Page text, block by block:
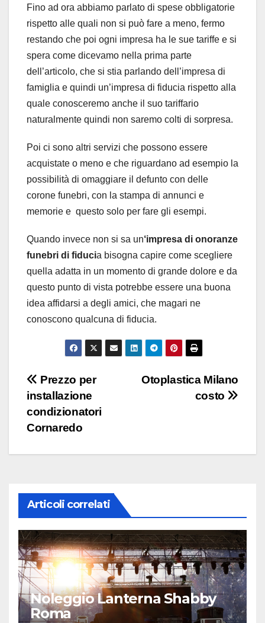
Fino ad ora abbiamo parlato di spese obbligatorie
rispetto alle quali non si può fare a meno, fermo
restando che poi ogni impresa ha le sue tariffe e si
spera come dicevamo nella prima parte
dell’articolo, che si stia parlando dell’impresa di
famiglia e quindi un’impresa di fiducia rispetto alla
quale conosceremo anche il suo tariffario
naturalmente quindi non saremo colti di sorpresa.
Poi ci sono altri servizi che possono essere
acquistate o meno e che riguardano ad esempio la
possibilità di omaggiare il defunto con delle
corone funebri, con la stampa di annunci e
memorie e questo solo per fare gli esempi.
Quando invece non si sa un‘impresa di onoranze
funebri di fiducia bisogna capire come scegliere
quella adatta in un momento di grande dolore e da
questo punto di vista potrebbe essere una buona
idea affidarsi a degli amici, che magari ne
conoscono qualcuna di fiducia.
Navigazione
articoli
Otoplastica Milano
costo
Prezzo per
installazione
condizionatori
Cornaredo
Articoli correlati
Noleggio Lanterna Shabby
Roma